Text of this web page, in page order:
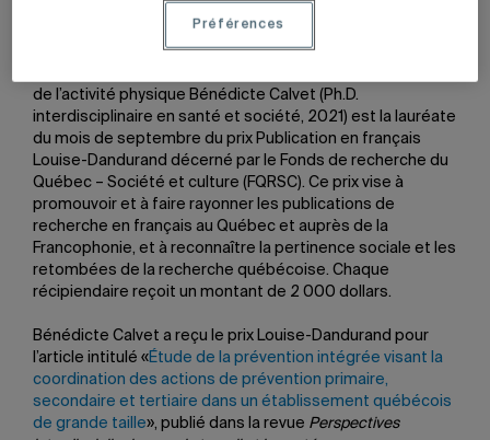
Photo: Hind Bouharra, IRSST.
de l’activité physique Bénédicte Calvet (Ph.D.
interdisciplinaire en santé et société, 2021) est la lauréate
du mois de septembre du prix Publication en français
Louise-Dandurand décerné par le Fonds de recherche du
Québec – Société et culture (FQRSC). Ce prix vise à
promouvoir et à faire rayonner les publications de
recherche en français au Québec et auprès de la
Francophonie, et à reconnaître la pertinence sociale et les
retombées de la recherche québécoise. Chaque
récipiendaire reçoit un montant de 2 000 dollars.
Bénédicte Calvet a reçu le prix Louise-Dandurand pour
l’article intitulé «Étude de la prévention intégrée visant la
coordination des actions de prévention primaire,
secondaire et tertiaire dans un établissement québécois
de grande taille», publié dans la revue Perspectives
Préférences